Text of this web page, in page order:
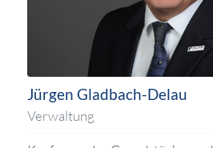
Jürgen Gladbach-Delau
Verwaltung